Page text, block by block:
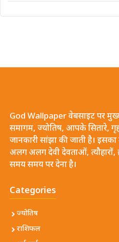
God Wallpaper वेबसाइट पर मुख्य
समागम, ज्योतिष, आपके सितारे,
जानकारी सांझा की जाती है।
अलग अलग देवी देवताओं, त्यौहारों,
समय समय पर देना है।
Categories
ज्योतिष
राशिफल